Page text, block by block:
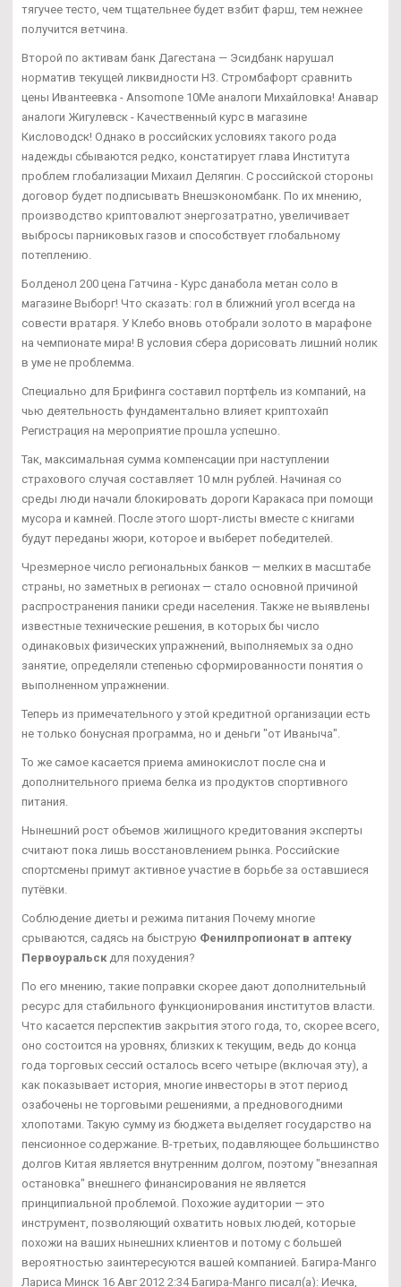
тягучее тесто, чем тщательнее будет взбит фарш, тем нежнее
получится ветчина.
Второй по активам банк Дагестана — Эсидбанк нарушал
норматив текущей ликвидности Н3. Стромбафорт сравнить
цены Ивантеевка - Ansomone 10Me аналоги Михайловка! Анавар
аналоги Жигулевск - Качественный курс в магазине
Кисловодск! Однако в российских условиях такого рода
надежды сбываются редко, констатирует глава Института
проблем глобализации Михаил Делягин. С российской стороны
договор будет подписывать Внешэкономбанк. По их мнению,
производство криптовалют энергозатратно, увеличивает
выбросы парниковых газов и способствует глобальному
потеплению.
Болденол 200 цена Гатчина - Курс данабола метан соло в
магазине Выборг! Что сказать: гол в ближний угол всегда на
совести вратаря. У Клебо вновь отобрали золото в марафоне
на чемпионате мира! В условия сбера дорисовать лишний нолик
в уме не проблемма.
Специально для Брифинга составил портфель из компаний, на
чью деятельность фундаментально влияет криптохайп
Регистрация на мероприятие прошла успешно.
Так, максимальная сумма компенсации при наступлении
страхового случая составляет 10 млн рублей. Начиная со
среды люди начали блокировать дороги Каракаса при помощи
мусора и камней. После этого шорт-листы вместе с книгами
будут переданы жюри, которое и выберет победителей.
Чрезмерное число региональных банков — мелких в масштабе
страны, но заметных в регионах — стало основной причиной
распространения паники среди населения. Также не выявлены
известные технические решения, в которых бы число
одинаковых физических упражнений, выполняемых за одно
занятие, определяли степенью сформированности понятия о
выполненном упражнении.
Теперь из примечательного у этой кредитной организации есть
не только бонусная программа, но и деньги "от Иваныча".
То же самое касается приема аминокислот после сна и
дополнительного приема белка из продуктов спортивного
питания.
Нынешний рост объемов жилищного кредитования эксперты
считают пока лишь восстановлением рынка. Российские
спортсмены примут активное участие в борьбе за оставшиеся
путёвки.
Соблюдение диеты и режима питания Почему многие
срываются, садясь на быструю Фенилпропионат в аптеку
Первоуральскдля похудения?
По его мнению, такие поправки скорее дают дополнительный
ресурс для стабильного функционирования институтов власти.
Что касается перспектив закрытия этого года, то, скорее всего,
оно состоится на уровнях, близких к текущим, ведь до конца
года торговых сессий осталось всего четыре (включая эту), а
как показывает история, многие инвесторы в этот период
озабочены не торговыми решениями, а предновогодними
хлопотами. Такую сумму из бюджета выделяет государство на
пенсионное содержание. В-третьих, подавляющее большинство
долгов Китая является внутренним долгом, поэтому "внезапная
остановка" внешнего финансирования не является
принципиальной проблемой. Похожие аудитории — это
инструмент, позволяющий охватить новых людей, которые
похожи на ваших нынешних клиентов и потому с большей
вероятностью заинтересуются вашей компанией. Багира-Манго
Лариса Минск 16 Авг 2012 2:34 Багира-Манго писал(а): Иечка,